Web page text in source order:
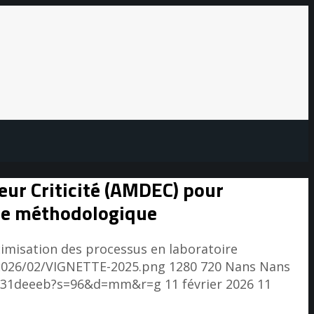
Criticité (AMDEC) pour
méthodologique
des processus en laboratoire
02/VIGNETTE-2025.png 1280 720 Nans Nans
11 février 2026 11